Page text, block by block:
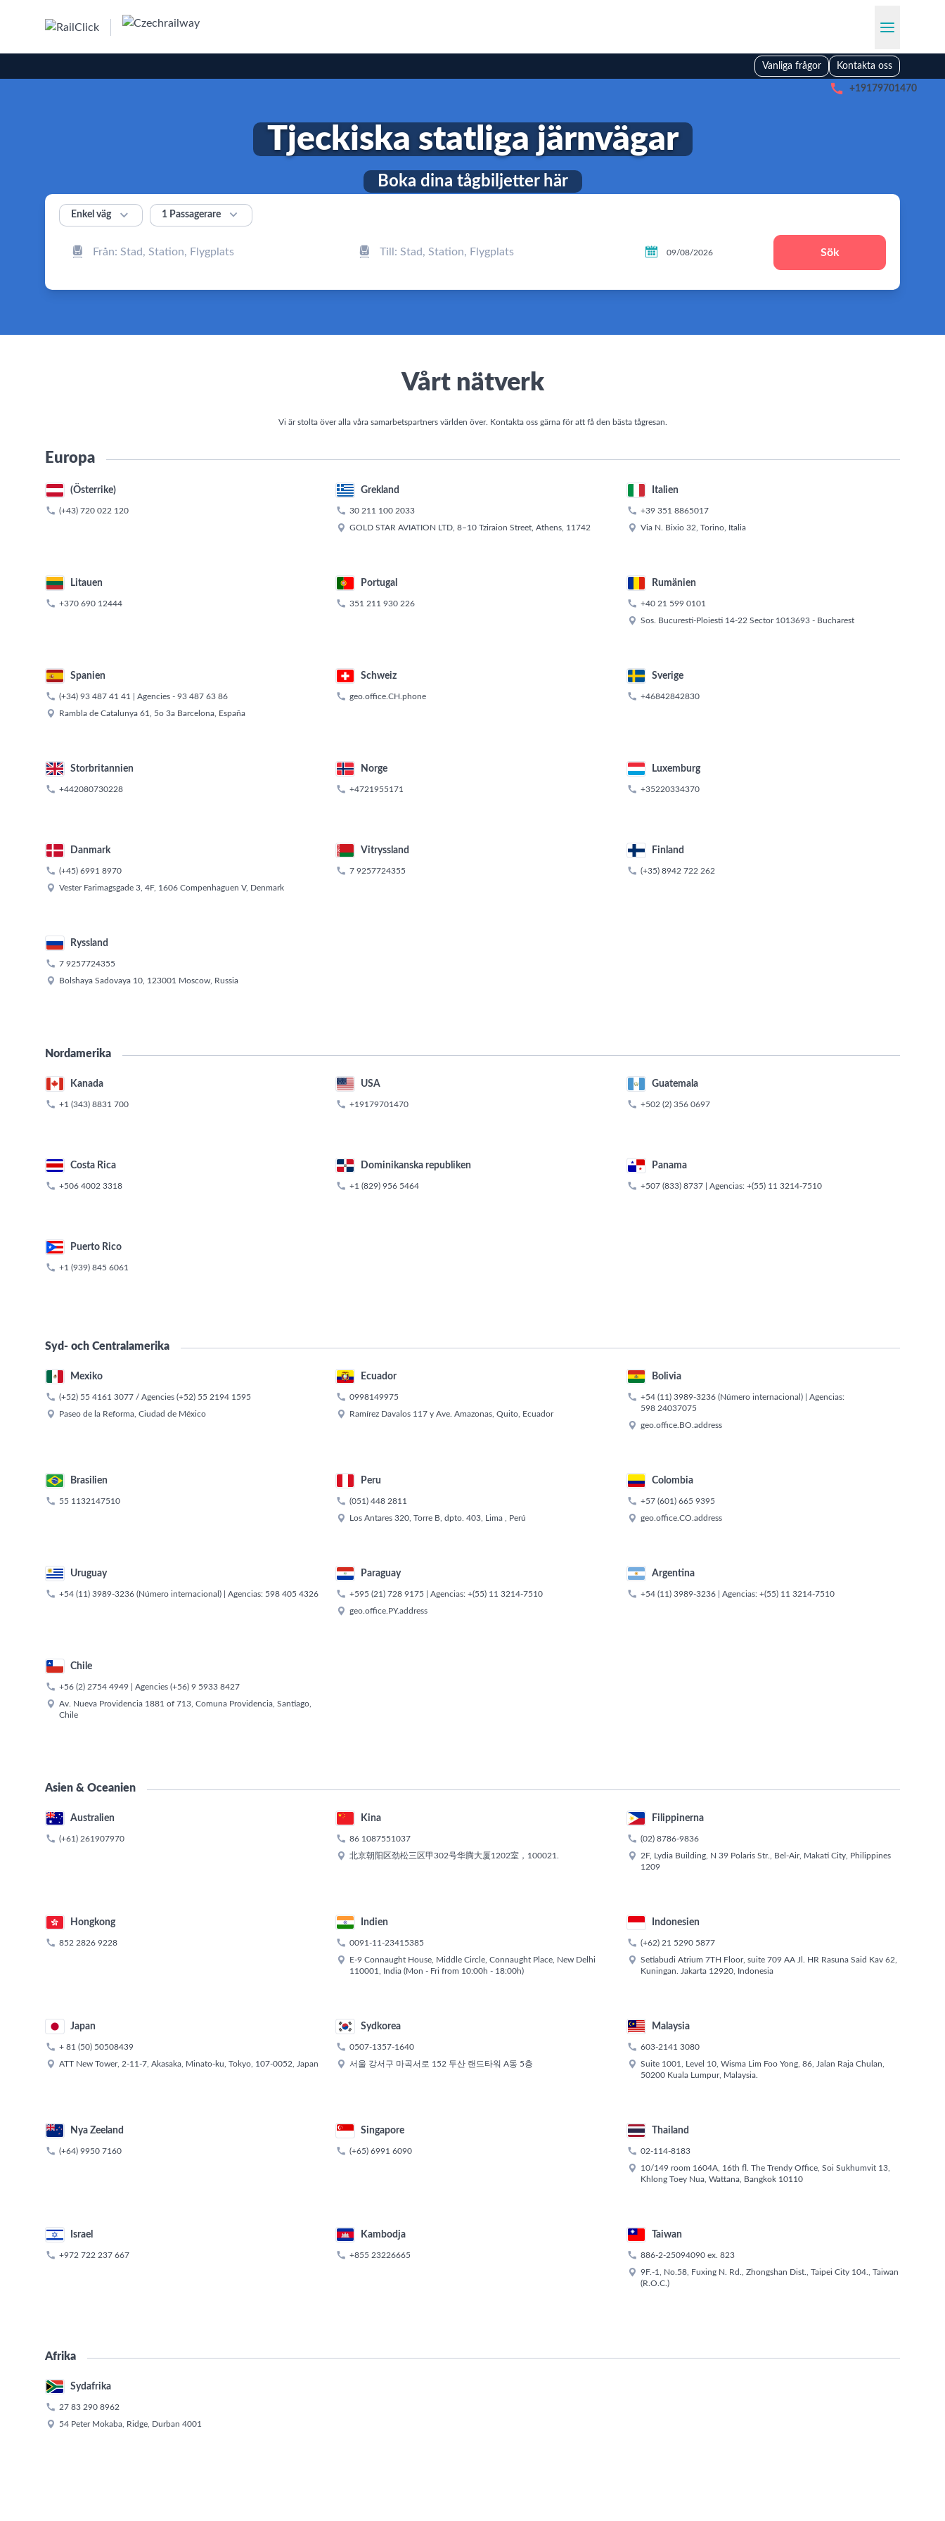
Vanliga frågor Kontakta oss
 +19179701470
Tjeckiska statliga järnvägar
Boka dina tågbiljetter här
Enkel väg  1 Passagerare 
   Sök
Vårt nätverk
Vi är stolta över alla våra samarbetspartners världen över. Kontakta oss gärna för att få den bästa tågresan.
Europa
(Österrike)
 (+43) 720 022 120
Grekland
 30 211 100 2033
 GOLD STAR AVIATION LTD, 8–10 Tziraion Street, Athens, 11742
Italien
 +39 351 8865017
 Via N. Bixio 32, Torino, Italia
Litauen
 +370 690 12444
Portugal
 351 211 930 226
Rumänien
 +40 21 599 0101
 Sos. Bucuresti-Ploiesti 14-22 Sector 1013693 - Bucharest
Spanien
 (+34) 93 487 41 41 | Agencies - 93 487 63 86
 Rambla de Catalunya 61, 5o 3a Barcelona, España
Schweiz
 geo.office.CH.phone
Sverige
 +46842842830
Storbritannien
 +442080730228
Norge
 +4721955171
Luxemburg
 +35220334370
Danmark
 (+45) 6991 8970
 Vester Farimagsgade 3, 4F, 1606 Compenhaguen V, Denmark
Vitryssland
 7 9257724355
Finland
 (+35) 8942 722 262
Ryssland
 7 9257724355
 Bolshaya Sadovaya 10, 123001 Moscow, Russia
Nordamerika
Kanada
 +1 (343) 8831 700
USA
 +19179701470
Guatemala
 +502 (2) 356 0697
Costa Rica
 +506 4002 3318
Dominikanska republiken
 +1 (829) 956 5464
Panama
 +507 (833) 8737| Agencias: +(55) 11 3214-7510
Puerto Rico
 +1 (939) 845 6061
Syd- och Centralamerika
Mexiko
 (+52) 55 4161 3077 / Agencies (+52) 55 2194 1595
 Paseo de la Reforma, Ciudad de México
Ecuador
 0998149975
 Ramírez Davalos 117 y Ave. Amazonas, Quito, Ecuador
Bolivia
 +54 (11) 3989-3236(Número internacional) | Agencias:
598 24037075
 geo.office.BO.address
Brasilien
 55 1132147510
Peru
 (051) 448 2811
 Los Antares 320, Torre B, dpto. 403, Lima , Perú
Colombia
 +57 (601) 665 9395
 geo.office.CO.address
Uruguay
 +54 (11) 3989-3236 (Número internacional) | Agencias: 598 405 4326
Paraguay
 +595 (21) 728 9175 | Agencias:+(55) 11 3214-7510
 geo.office.PY.address
Argentina
 +54 (11) 3989-3236| Agencias: +(55) 11 3214-7510
Chile
 +56 (2) 2754 4949 | Agencies (+56) 9 5933 8427
 Av. Nueva Providencia 1881 of 713, Comuna Providencia, Santiago,
Chile
Asien & Oceanien
Australien
 (+61) 261907970
Kina
 86 1087551037
 北京朝阳区劲松三区甲302号华腾大厦1202室，100021.
Filippinerna
 (02) 8786-9836

2F, Lydia Building, N 39 Polaris Str., Bel-Air, Makati City, Philippines
1209
Hongkong
 852 2826 9228
Indien
 0091-11-23415385

E-9 Connaught House, Middle Circle, Connaught Place, New Delhi
110001, India (Mon - Fri from 10:00h - 18:00h)
Indonesien
 (+62) 21 5290 5877
 Setiabudi Atrium 7TH Floor, suite 709 AA Jl. HR Rasuna Said Kav 62,
Kuningan. Jakarta 12920, Indonesia
Japan
 + 81 (50) 50508439
 ATT New Tower, 2-11-7, Akasaka, Minato-ku, Tokyo, 107-0052, Japan
Sydkorea
 0507-1357-1640
 서울 강서구 마곡서로 152 두산 랜드타워 A동 5층
Malaysia
 603-2141 3080
 Suite 1001, Level 10, Wisma Lim Foo Yong, 86, Jalan Raja Chulan,
50200 Kuala Lumpur, Malaysia.
Nya Zeeland
 (+64) 9950 7160
Singapore
 (+65) 6991 6090
Thailand
 02-114-8183

10/149 room 1604A, 16th fl. The Trendy Office, Soi Sukhumvit 13,
Khlong Toey Nua, Wattana, Bangkok 10110
Israel
 +972 722 237 667
Kambodja
 +855 23226665
Taiwan
 886-2-25094090ex. 823
 9F.-1, No.58, Fuxing N. Rd., Zhongshan Dist., Taipei City 104., Taiwan
(R.O.C.)
Afrika
Sydafrika
 27 83 290 8962
 54 Peter Mokaba, Ridge, Durban 4001